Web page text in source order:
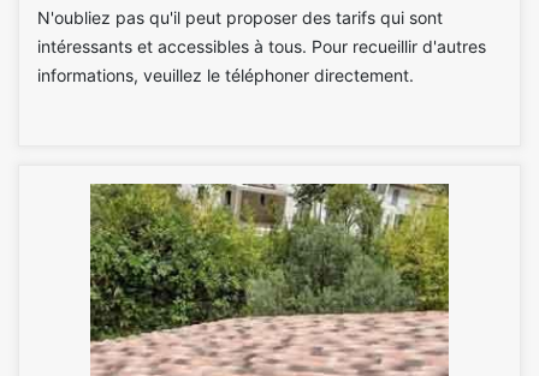
N'oubliez pas qu'il peut proposer des tarifs qui sont
intéressants et accessibles à tous. Pour recueillir d'autres
informations, veuillez le téléphoner directement.